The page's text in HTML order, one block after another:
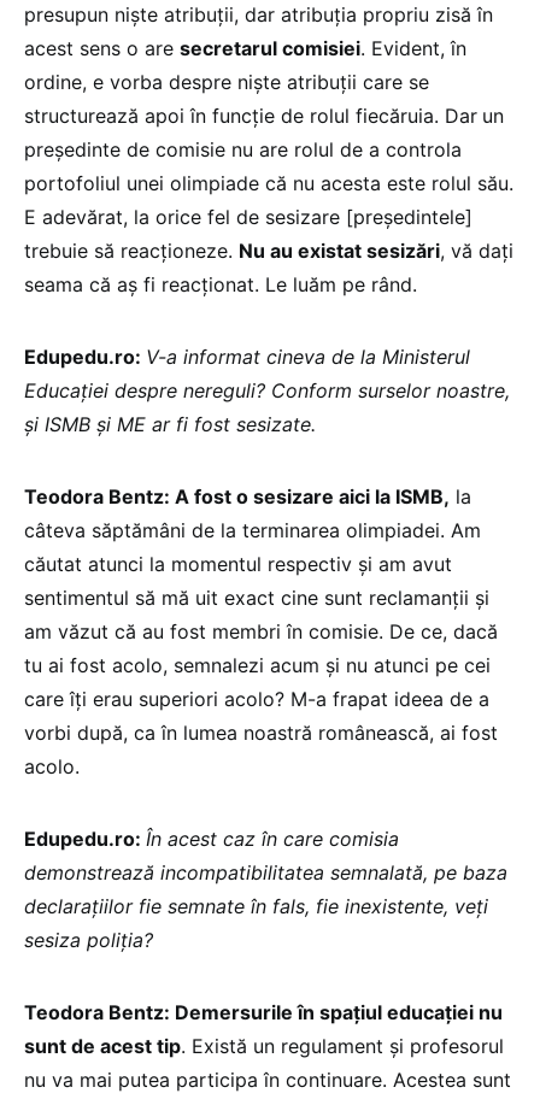
presupun niște atribuții, dar atribuția propriu zisă în
acest sens o are secretarul comisiei. Evident, în
ordine, e vorba despre niște atribuții care se
structurează apoi în funcție de rolul fiecăruia. Dar un
președinte de comisie nu are rolul de a controla
portofoliul unei olimpiade că nu acesta este rolul său.
E adevărat, la orice fel de sesizare [președintele]
trebuie să reacționeze. Nu au existat sesizări, vă dați
seama că aș fi reacționat. Le luăm pe rând.
Edupedu.ro: V-a informat cineva de la Ministerul
Educației despre nereguli? Conform surselor noastre,
și ISMB și ME ar fi fost sesizate.
Teodora Bentz: A fost o sesizare aici la ISMB, la
câteva săptămâni de la terminarea olimpiadei. Am
căutat atunci la momentul respectiv și am avut
sentimentul să mă uit exact cine sunt reclamanții și
am văzut că au fost membri în comisie. De ce, dacă
tu ai fost acolo, semnalezi acum și nu atunci pe cei
care îți erau superiori acolo? M-a frapat ideea de a
vorbi după, ca în lumea noastră românească, ai fost
acolo.
Edupedu.ro: În acest caz în care comisia
demonstrează incompatibilitatea semnalată, pe baza
declarațiilor fie semnate în fals, fie inexistente, veți
sesiza poliția?
Teodora Bentz: Demersurile în spațiul educației nu
sunt de acest tip. Există un regulament și profesorul
nu va mai putea participa în continuare. Acestea sunt